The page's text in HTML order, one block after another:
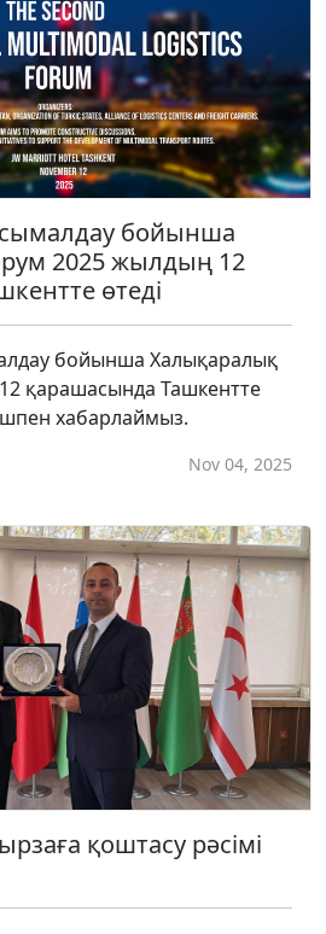
бойынша
2025 жылдың 12
өтеді
бойынша Халықаралық
қарашасында Ташкентте
хабарлаймыз.
Nov 04, 2025
қоштасу рәсімі